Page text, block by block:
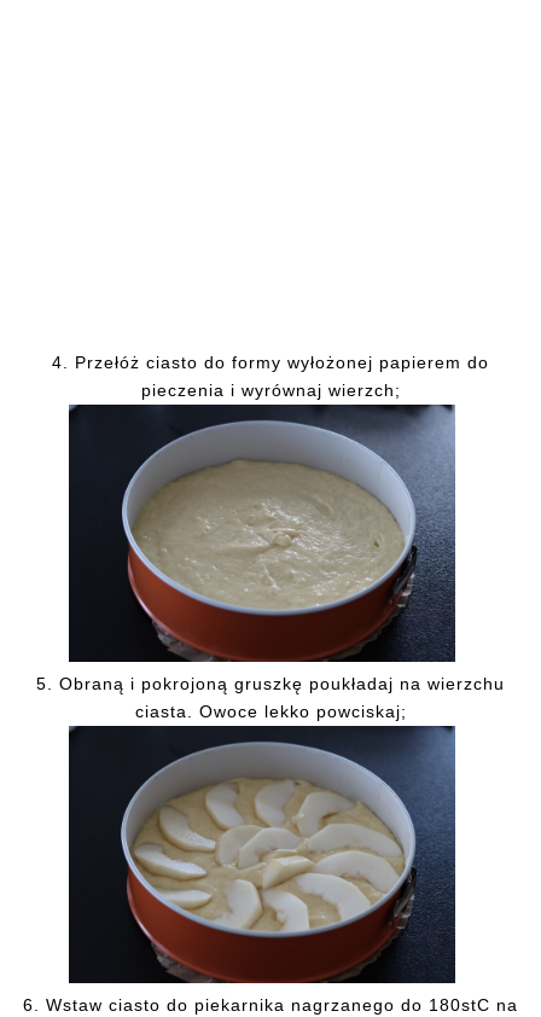
4. Przełóż ciasto do formy wyłożonej papierem do
pieczenia i wyrównaj wierzch;
5. Obraną i pokrojoną gruszkę poukładaj na wierzchu
ciasta. Owoce lekko powciskaj;
6. Wstaw ciasto do piekarnika nagrzanego do 180stC na